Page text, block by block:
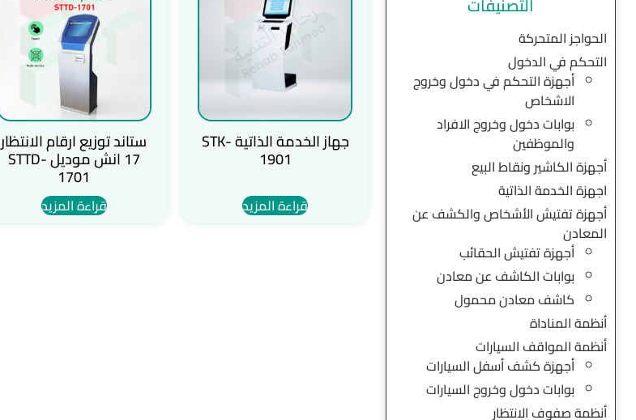
الحواجز المتحركة
التحكم في الدخول
أجهزة التحكم في دخول وخروج
الاشخاص
بوابات دخول وخروج الافراد
والموظفين
أجهزة الكاشير ونقاط البيع
اجهزة الخدمة الذاتية
أجهزة تفتيش الأشخاص والكشف عن
المعادن
أجهزة تفتيش الحقائب
بوابات الكاشف عن معادن
كاشف معادن محمول
أنظمة المناداة
أنظمة المواقف السيارات
أجهزة كشف أسفل السيارات
بوابات دخول وخروج السيارات
أنظمة صفوف الانتظار
جهاز الخدمة الذاتية STK-
1901
قراءة المزيد
ستاند توزيع ارقام الانتظار
17 انش موديل STTD-
1701
قراءة المزيد